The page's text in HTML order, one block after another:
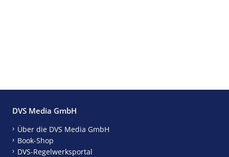
DVS Media GmbH
Über die DVS Media GmbH
Book-Shop
DVS-Regelwerksportal